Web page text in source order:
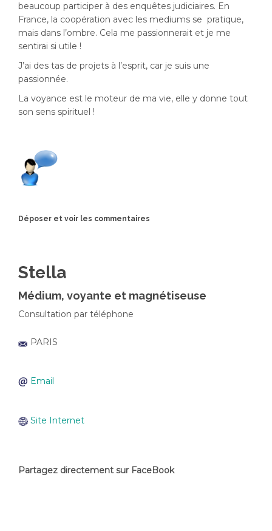
beaucoup participer à des enquêtes judiciaires. En
France, la coopération avec les mediums se pratique,
mais dans l’ombre. Cela me passionnerait et je me
sentirai si utile !
J’ai des tas de projets à l’esprit, car je suis une
passionnée.
La voyance est le moteur de ma vie, elle y donne tout
son sens spirituel !
Déposer et voir les commentaires
Stella
Médium, voyante et magnétiseuse
Consultation par téléphone
PARIS
Email
Site Internet
Partagez directement sur FaceBook